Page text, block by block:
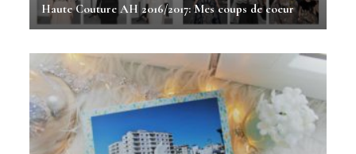
Haute Couture AH 2016/2017: Mes coups de coeur